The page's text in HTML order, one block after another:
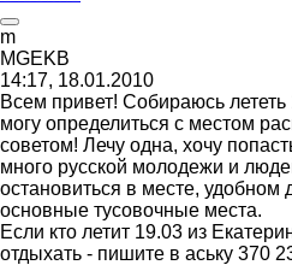
m
MGEKB
14:17, 18.01.2010
Всем привет! Собираюсь
могу определиться с местом
советом! Лечу одна, хочу
много русской молодежи и
остановиться в месте, удобном
основные тусовочные места.
Если кто летит 19.03 из
отдыхать - пишите в аську 370